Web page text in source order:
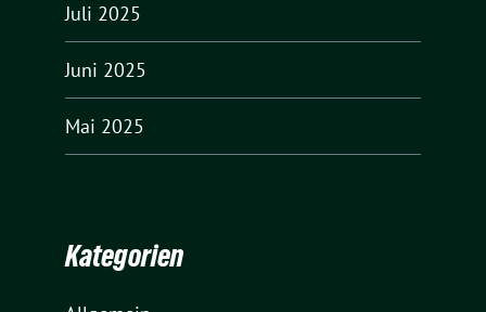
Juli 2025
Juni 2025
Mai 2025
Kategorien